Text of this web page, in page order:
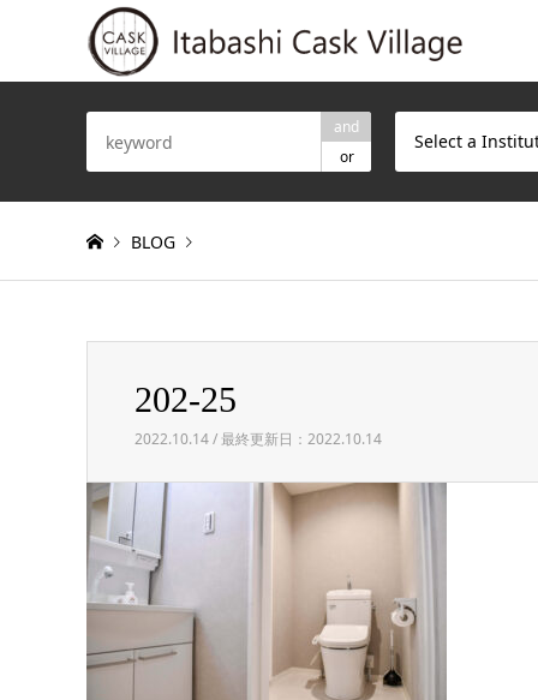
and
or
Select a
BLOG
202-25202-25
2022.10.14 / 最終更新日：2022.10.14